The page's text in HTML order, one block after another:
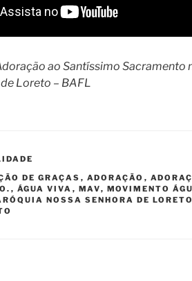
ao Santíssimo Sacramento
Loreto – BAFL
DE GRAÇAS , ADORAÇÃO ,
, ÁGUA VIVA , MAV, MOVIMENTO
NOSSA SENHORA DE LORETO